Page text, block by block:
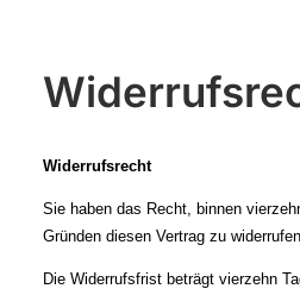
Widerrufsrecht
Sie haben das Recht, binnen
Gründen diesen Vertrag zu widerrufen.
Die Widerrufsfrist beträgt vierzehn